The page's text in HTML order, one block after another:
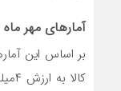
آمارهای مهر ماه